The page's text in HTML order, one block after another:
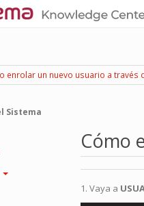
enrolar un nuevo usuario a través
Sistema
Cómo
1. Vaya a